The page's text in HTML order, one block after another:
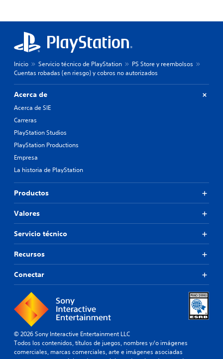
Inicio Servicio técnico de PlayStation
PS Store y reembolsos
Cuentas robadas (en riesgo) y cobros no autorizados
Acerca de
Acerca de SIE
Carreras
PlayStation Studios
PlayStation Productions
Empresa
La historia de PlayStation
Productos
Valores
Servicio técnico
Recursos
Conectar
© 2026 Sony Interactive Entertainment LLC
Todos los contenidos, títulos de juegos, nombres y/o imágenes
comerciales, marcas comerciales, arte e imágenes asociadas